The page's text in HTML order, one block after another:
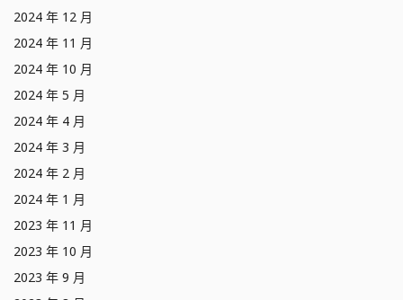
2024 年 12 月
2024 年 11 月
2024 年 10 月
2024 年 5 月
2024 年 4 月
2024 年 3 月
2024 年 2 月
2024 年 1 月
2023 年 11 月
2023 年 10 月
2023 年 9 月